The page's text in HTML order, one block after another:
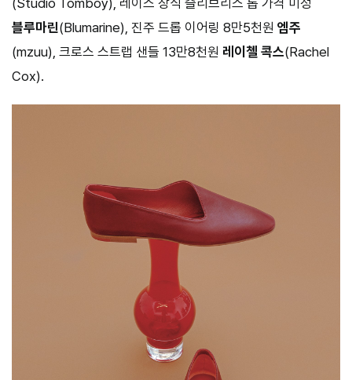
블루마린(Blumarine), 진주 드롭 이어링 8만5천원 엠주
(mzuu), 크로스 스트랩 샌들 13만8천원 레이첼 콕스(Rachel
Cox).